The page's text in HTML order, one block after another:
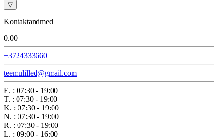
▽
Kontaktandmed
0.00
+3724333660
teemulilled@gmail.com
E. : 07:30 - 19:00
T. : 07:30 - 19:00
K. : 07:30 - 19:00
N. : 07:30 - 19:00
R. : 07:30 - 19:00
L. : 09:00 - 16:00